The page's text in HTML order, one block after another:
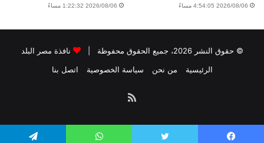
2026/08/06 4:54:05 مساءً 2026/08/06 1:22:32 مساءً
© حقوق النشر 2026، جميع الحقوق محفوظة |
نافذة مصر البلد
الرئيسية
من نحن سياسة الخصوصية اتصل بنا
ملخص
الموقع